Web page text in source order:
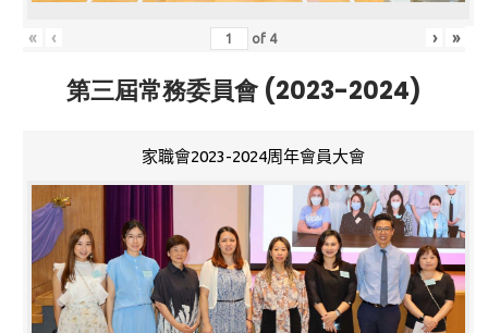
« ‹ of 4 › »
第三屆常務委員會 (2023-2024)
家職會2023-2024周年會員大會